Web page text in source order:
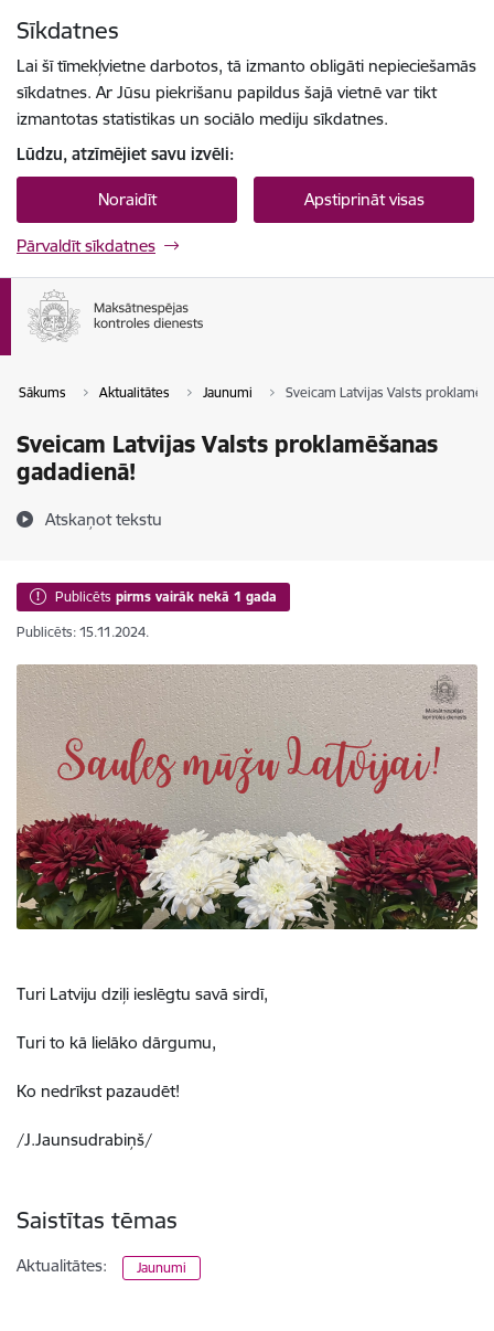
Sīkdatnes
Lai šī tīmekļvietne darbotos, tā izmanto obligāti nepieciešamās
sīkdatnes. Ar Jūsu piekrišanu papildus šajā vietnē var tikt
izmantotas statistikas un sociālo mediju sīkdatnes.
Lūdzu, atzīmējiet savu izvēli:
Noraidīt Apstiprināt visas
Pārvaldīt sīkdatnes
Sākums Aktualitātes Jaunumi Sveicam Latvijas Valsts
Sveicam Latvijas Valsts proklamēšanas
gadadienā!
Atskaņot tekstu
Publicēts pirms vairāk nekā 1 gada
Publicēts: 15.11.2024.
Turi Latviju dziļi ieslēgtu savā sirdī,
Turi to kā lielāko dārgumu,
Ko nedrīkst pazaudēt!
/J.Jaunsudrabiņš/
Saistītas tēmas
Aktualitātes: Jaunumi